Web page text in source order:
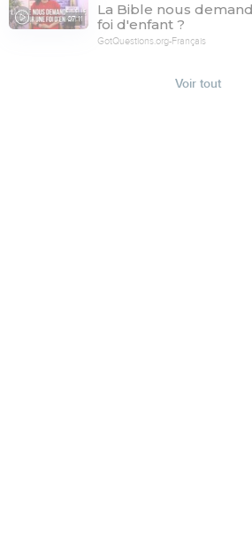
07:11
La Bible nous
foi d'enfant ?
GotQuestions.org-Français
Voir tout